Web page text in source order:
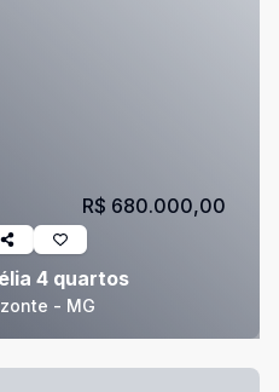
4 quartos
- MG
R$ 680.000,00